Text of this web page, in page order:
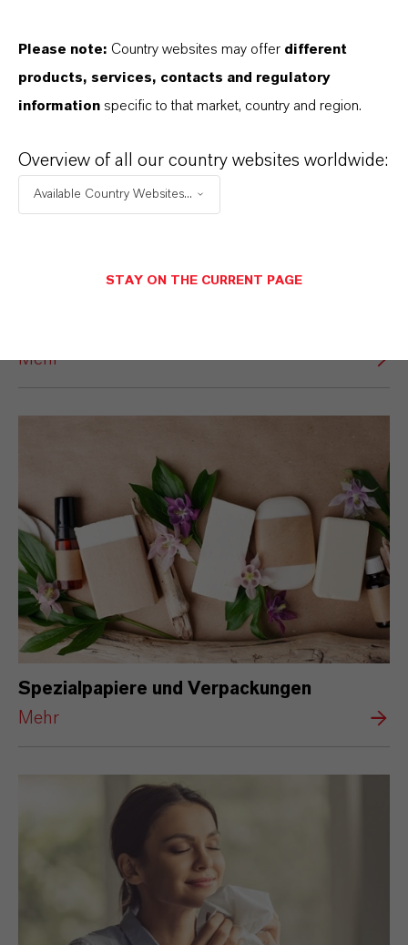
Mehr
Spezialpapiere und Verpackungen
Mehr
Please note: Country websites may offer different
products, services, contacts and regulatory
information specific to that market, country and region.
Overview of all our country websites worldwide:
Available Country Websites...
STAY ON THE CURRENT PAGE